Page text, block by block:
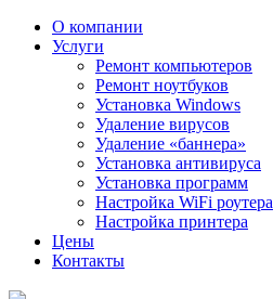
О компании
Услуги
Ремонт компьютеров
Ремонт ноутбуков
Установка Windows
Удаление вирусов
Удаление «баннера»
Установка антивируса
Установка программ
Настройка WiFi роутера
Настройка принтера
Цены
Контакты